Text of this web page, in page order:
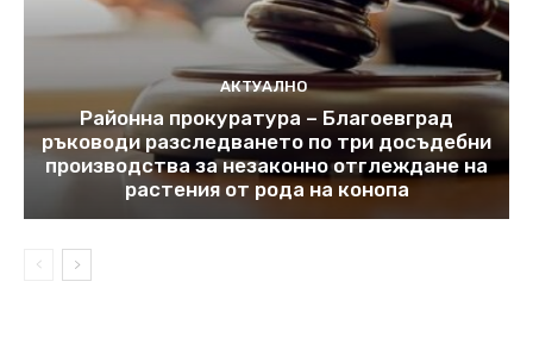
АКТУАЛНО
Районна прокуратура – Благоевград
ръководи разследването по три досъдебни
производства за незаконно отглеждане на
растения от рода на конопа